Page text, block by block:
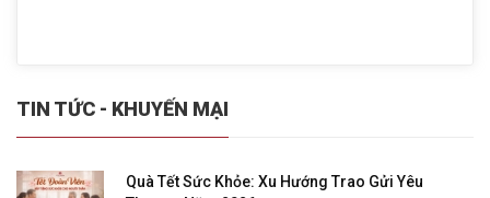
TIN TỨC - KHUYẾN MẠI
Quà Tết Sức Khỏe: Xu Hướng Trao Gửi Yêu